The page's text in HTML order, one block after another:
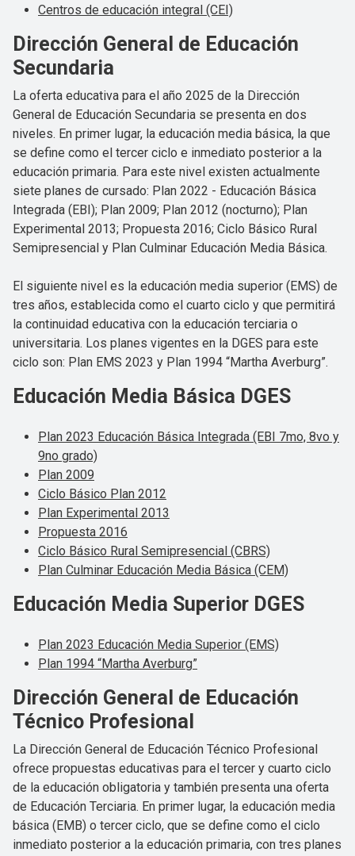
Centros de educación integral (CEI)
Dirección General de Educación
Secundaria
La oferta educativa para el año 2025 de la Dirección
General de Educación Secundaria se presenta en dos
niveles. En primer lugar, la educación media básica, la que
se define como el tercer ciclo e inmediato posterior a la
educación primaria. Para este nivel existen actualmente
siete planes de cursado: Plan 2022 - Educación Básica
Integrada (EBI); Plan 2009; Plan 2012 (nocturno); Plan
Experimental 2013; Propuesta 2016; Ciclo Básico Rural
Semipresencial y Plan Culminar Educación Media Básica.
El siguiente nivel es la educación media superior (EMS) de
tres años, establecida como el cuarto ciclo y que permitirá
la continuidad educativa con la educación terciaria o
universitaria. Los planes vigentes en la DGES para este
ciclo son: Plan EMS 2023 y Plan 1994 “Martha Averburg”.
Educación Media Básica DGES
Plan 2023 Educación Básica Integrada (EBI 7mo, 8vo y
9no grado)
Plan 2009
Ciclo Básico Plan 2012
Plan Experimental 2013
Propuesta 2016
Ciclo Básico Rural Semipresencial (CBRS)
Plan Culminar Educación Media Básica (CEM)
Educación Media Superior DGES
Plan 2023 Educación Media Superior (EMS)
Plan 1994 “Martha Averburg”
Dirección General de Educación
Técnico Profesional
La Dirección General de Educación Técnico Profesional
ofrece propuestas educativas para el tercer y cuarto ciclo
de la educación obligatoria y también presenta una oferta
de Educación Terciaria. En primer lugar, la educación media
básica (EMB) o tercer ciclo, que se define como el ciclo
inmediato posterior a la educación primaria, con tres planes